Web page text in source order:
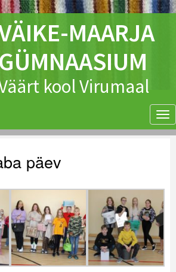
MAARJA
GÜMNAASIUM
kool Virumaal
päev